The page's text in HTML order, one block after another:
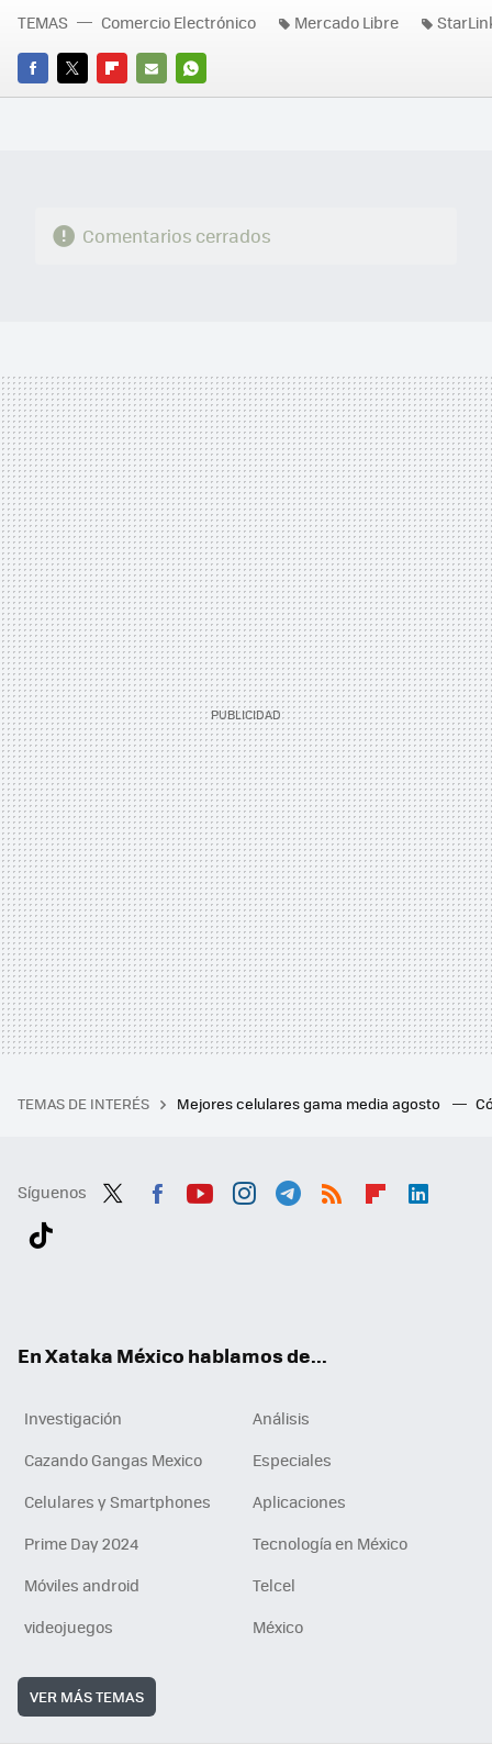
FACEBOOK
TWITTERFLIPBOARD
E-
WHATSAPP
TEMAS Comercio Electrónico Mercado Libre
Comentarios cerrados
TEMAS DE INTERÉS Mejores celulares gama media agosto
Síguenos
En Xataka México hablamos de...
Investigación
Análisis
Cazando Gangas Mexico
Especiales
Celulares y Smartphones
Aplicaciones
Prime Day 2024
Tecnología en México
Móviles android
Telcel
videojuegos
México
VER MÁS TEMAS